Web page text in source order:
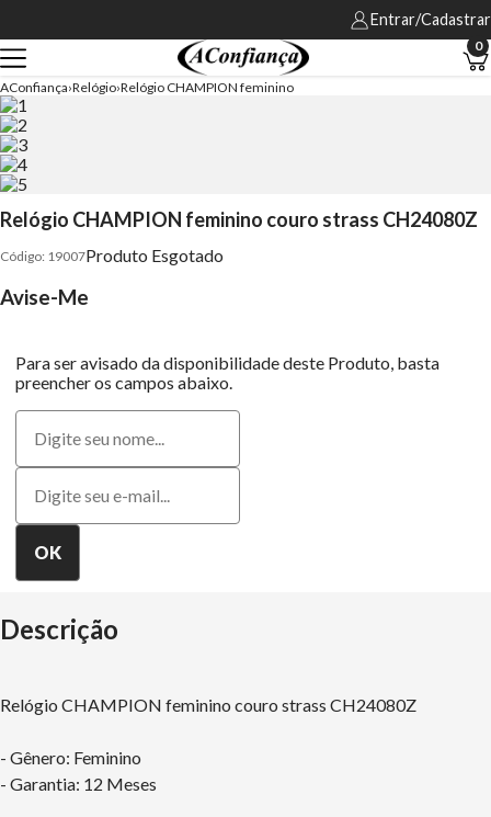
Entrar/Cadastrar
0
AConfiança Relógio Relógio CHAMPION feminino
Relógio CHAMPION feminino couro strass CH24080Z
19007Produto Esgotado
Avise-Me
Para ser avisado da disponibilidade deste Produto, basta
preencher os campos abaixo.
Descrição
Relógio CHAMPION feminino couro strass CH24080Z
- Gênero: Feminino
- Garantia: 12 Meses